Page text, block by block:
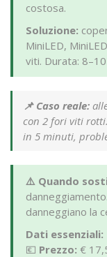
costosa.
Soluzione:
MiniLED,
viti. Durata:
📌 Caso reale:
con 2 fori viti
in 5 minuti,
⚠️ Quando
danneggiano la
Dati essenziali:
💶 Prezzo: €